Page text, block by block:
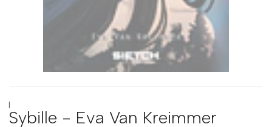
|
Sybille - Eva Van Kreimmer